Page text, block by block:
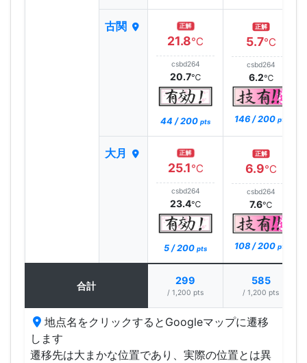
古関 正解
21.8℃
csbd264
20.7℃
44 / 200 pts
正解
5.7℃
csbd264
6.2℃
146 / 200 pts
大月 正解
25.1℃
csbd264
23.4℃
5 / 200 pts
正解
6.9℃
csbd264
7.6℃
108 / 200 pts
合計 299
/ 1,200 pts
585
/ 1,200 pts
地点名をクリックするとGoogleマップに遷移
します
遷移先は大まかな位置であり、実際の位置とは異